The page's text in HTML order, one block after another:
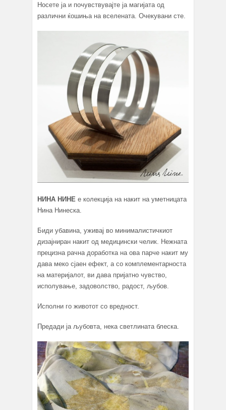
Носете ја и почувствувајте ја магијата од
различни ќошиња на вселената. Очекувани сте.
НИНА НИНЕ e колекција на накит на уметницата
Нина Нинеска.
Биди убавина, уживај во минималистичкиот
дизајниран накит од медицински челик. Нежната
прецизна рачна доработка на ова парче накит му
дава меко сјаен ефект, а со комплементарноста
на материјалот, ви дава пријатно чувство,
исполување, задоволство, радост, љубов.
Исполни го животот со вредност.
Предади ја љубовта, нека светлината блеска.